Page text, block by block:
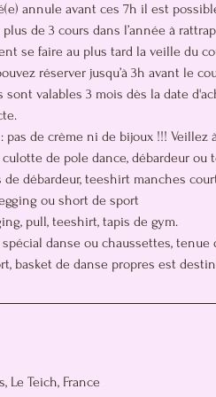
annule avant ces 7h il est
de 3 cours dans l’année à
se faire au plus tard la veille du
réserver jusqu’à 3h avant le
sont valables 3 mois dès la date
pas de crème ni de bijoux !!! Veillez
de pole dance, débardeur ou
de débardeur, teeshirt manches
ou short de sport
pull, teeshirt, tapis de gym.
spécial danse ou chaussettes, tenue
basket de danse propres est
Le Teich, France